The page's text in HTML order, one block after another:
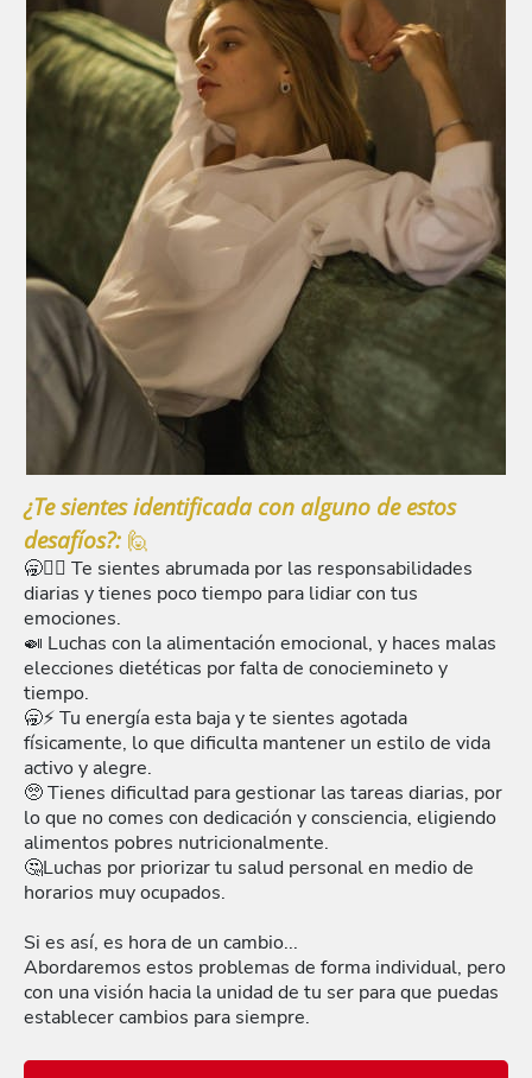
¿Te sientes identificada con alguno de estos
desafíos?: 🙋
🥱💆‍♀️ Te sientes abrumada por las responsabilidades
diarias y tienes poco tiempo para lidiar con tus
emociones.
🍛 Luchas con la alimentación emocional, y haces malas
elecciones dietéticas por falta de conociemineto y
tiempo.
🥱⚡ Tu energía esta baja y te sientes agotada
físicamente, lo que dificulta mantener un estilo de vida
activo y alegre.
🥺 Tienes dificultad para gestionar las tareas diarias, por
lo que no comes con dedicación y consciencia, eligiendo
alimentos pobres nutricionalmente.
🤔Luchas por priorizar tu salud personal en medio de
horarios muy ocupados.
Si es así, es hora de un cambio...
Abordaremos estos problemas de forma individual, pero
con una visión hacia la unidad de tu ser para que puedas
establecer cambios para siempre.